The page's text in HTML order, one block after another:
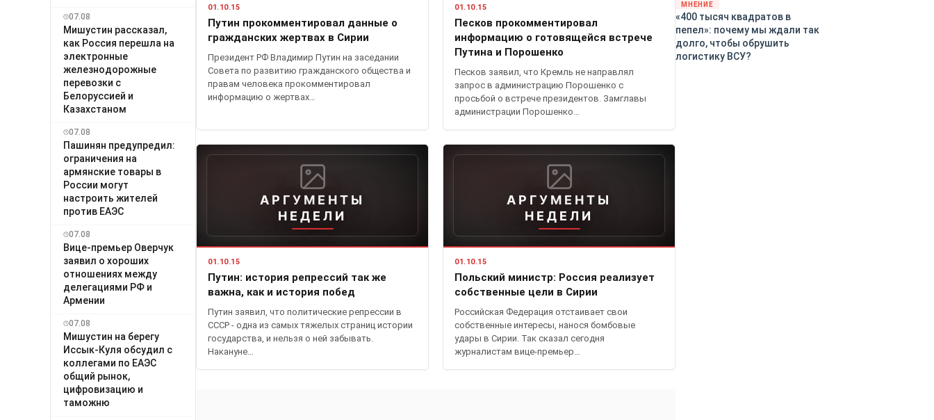
07.08
Мишустин рассказал,
как Россия перешла на
электронные
железнодорожные
перевозки с
Белоруссией и
Казахстаном
07.08
Пашинян предупредил:
ограничения на
армянские товары в
России могут
настроить жителей
против ЕАЭС
07.08
Вице-премьер Оверчук
заявил о хороших
отношениях между
делегациями РФ и
Армении
07.08
Мишустин на берегу
Иссык-Куля обсудил с
коллегами по ЕАЭС
общий рынок,
цифровизацию и
таможню
01.10.15
Путин прокомментировал данные о
гражданских жертвах в Сирии
Президент РФ Владимир Путин на заседании
Совета по развитию гражданского общества и
правам человека прокомментировал
информацию о жертвах…
01.10.15
Песков прокомментировал
информацию о готовящейся встрече
Путина и Порошенко
Песков заявил, что Кремль не направлял
запрос в администрацию Порошенко с
просьбой о встрече президентов. Замглавы
администрации Порошенко…
АРГУМЕНТЫ
НЕДЕЛИ
01.10.15
Путин: история репрессий так же
важна, как и история побед
Путин заявил, что политические репрессии в
СССР - одна из самых тяжелых страниц истории
государства, и нельзя о ней забывать.
Накануне…
АРГУМЕНТЫ
НЕДЕЛИ
01.10.15
Польский министр: Россия реализует
собственные цели в Сирии
Российская Федерация отстаивает свои
собственные интересы, нанося бомбовые
удары в Сирии. Так сказал сегодня
журналистам вице-премьер…
МНЕНИЕ
«400 тысяч квадратов в
пепел»: почему мы ждали так
долго, чтобы обрушить
логистику ВСУ?